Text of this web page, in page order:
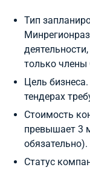
Тип
только
Цель
тендерах
Стоимость
превышает 3
обязательно).
Статус